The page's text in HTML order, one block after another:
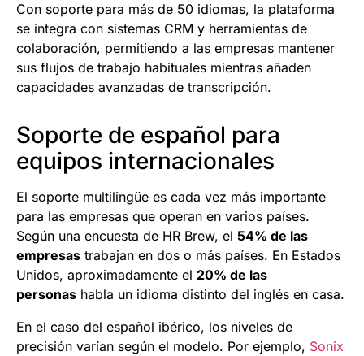
Con soporte para más de 50 idiomas, la plataforma
se integra con sistemas CRM y herramientas de
colaboración, permitiendo a las empresas mantener
sus flujos de trabajo habituales mientras añaden
capacidades avanzadas de transcripción.
Soporte de español para
equipos internacionales
El soporte multilingüe es cada vez más importante
para las empresas que operan en varios países.
Según una encuesta de HR Brew, el 54% de las
empresas trabajan en dos o más países. En Estados
Unidos, aproximadamente el 20% de las
personas habla un idioma distinto del inglés en casa.
En el caso del español ibérico, los niveles de
precisión varían según el modelo. Por ejemplo, Sonix